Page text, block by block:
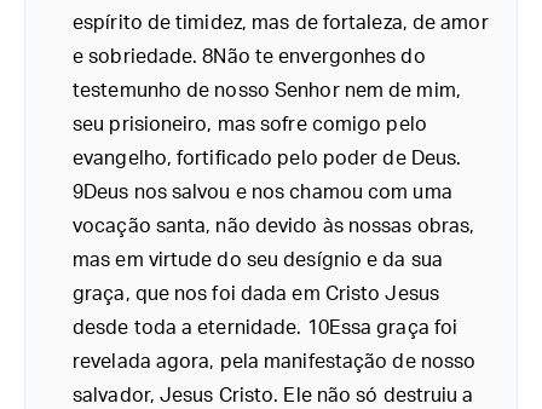
espírito de timidez, mas de fortaleza, de amor
e sobriedade. 8Não te envergonhes do
testemunho de nosso Senhor nem de mim,
seu prisioneiro, mas sofre comigo pelo
evangelho, fortificado pelo poder de Deus.
9Deus nos salvou e nos chamou com uma
vocação santa, não devido às nossas obras,
mas em virtude do seu desígnio e da sua
graça, que nos foi dada em Cristo Jesus
desde toda a eternidade. 10Essa graça foi
revelada agora, pela manifestação de nosso
salvador, Jesus Cristo. Ele não só destruiu a